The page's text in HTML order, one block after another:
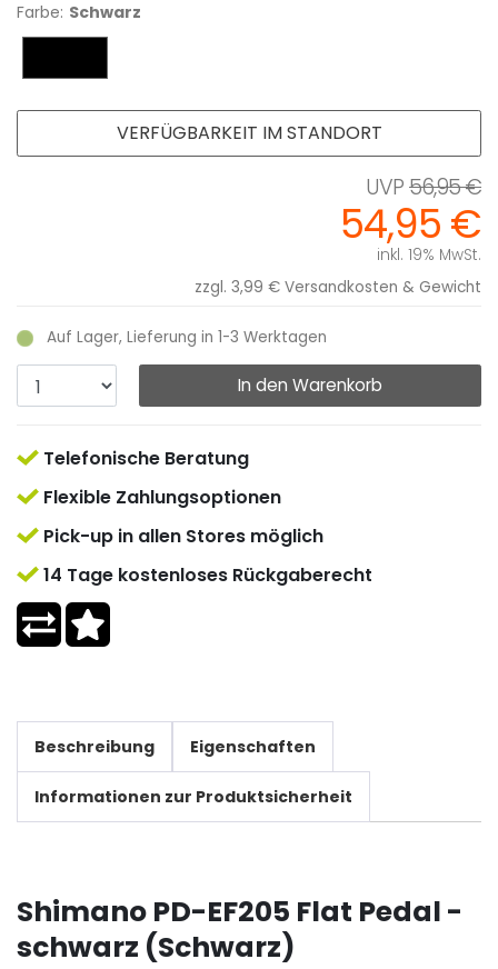
Farbe: Schwarz
56,95 €
54,95 €
inkl. 19% MwSt.
zzgl. 3,99 € Versandkosten & Gewicht
Auf Lager, Lieferung in 1-3 Werktagen
In den Warenkorb
VERFÜGBARKEIT IM STANDORT
Telefonische Beratung
Flexible Zahlungsoptionen
Pick-up in allen Stores möglich
14 Tage kostenloses Rückgaberecht
Beschreibung Eigenschaften
Informationen zur Produktsicherheit
Shimano PD-EF205 Flat Pedal -
schwarz (Schwarz)